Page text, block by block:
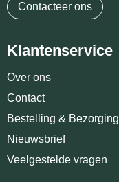
Contacteer ons
Klantenservice
Over ons
Contact
Bestelling & Bezorging
Nieuwsbrief
Veelgestelde vragen